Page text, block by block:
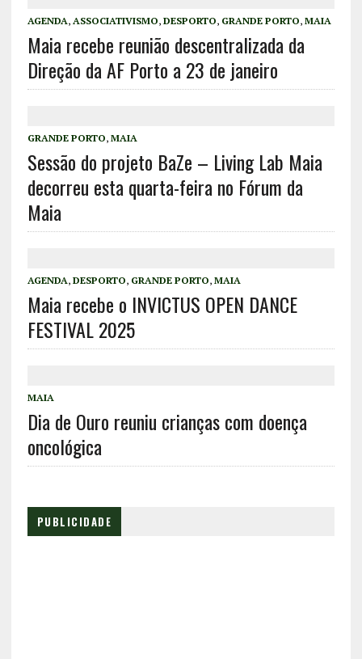
AGENDA, ASSOCIATIVISMO, DESPORTO, GRANDE PORTO, MAIA
Maia recebe reunião descentralizada da
Direção da AF Porto a 23 de janeiro
GRANDE PORTO, MAIA
Sessão do projeto BaZe – Living Lab Maia
decorreu esta quarta-feira no Fórum da
Maia
AGENDA, DESPORTO, GRANDE PORTO, MAIA
Maia recebe o INVICTUS OPEN DANCE
FESTIVAL 2025
MAIA
Dia de Ouro reuniu crianças com doença
oncológica
PUBLICIDADE